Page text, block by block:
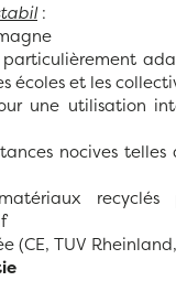
:
écoles et les
une utilisation
nocives telles
(CE, TUV Rheinland,